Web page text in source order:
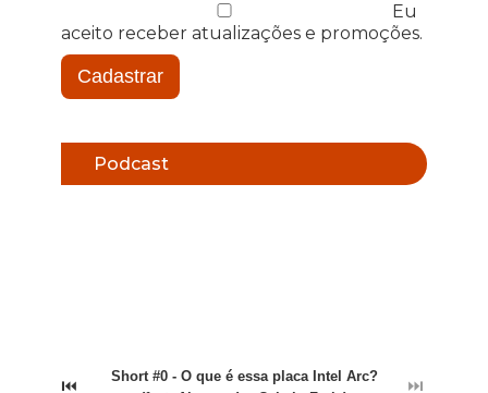
Eu
aceito receber atualizações e promoções.
Cadastrar
Podcast
⏮
Short #0 - O que é essa placa Intel Arc?
⏭